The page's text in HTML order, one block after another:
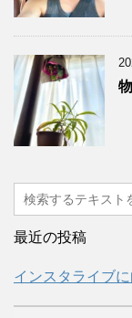
最近の投稿
インスタライブ